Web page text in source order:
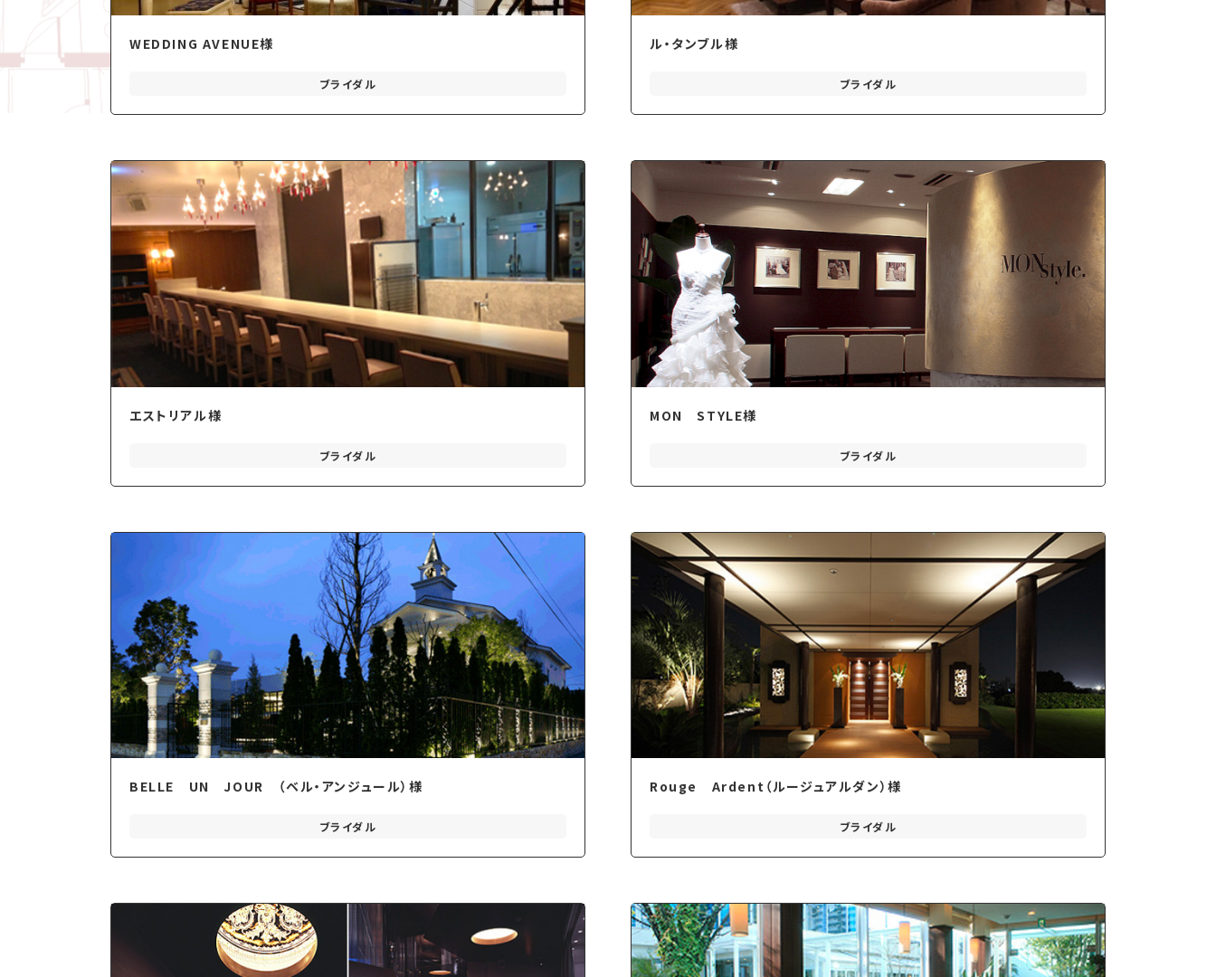
WEDDING AVENUE様
ブライダル
ル・タンブル様
ブライダル
エストリアル様
ブライダル
MON STYLE様
ブライダル
BELLE UN JOUR （ベル・アンジュール）様
ブライダル
Rouge Ardent（ルージュアルダン）様
ブライダル